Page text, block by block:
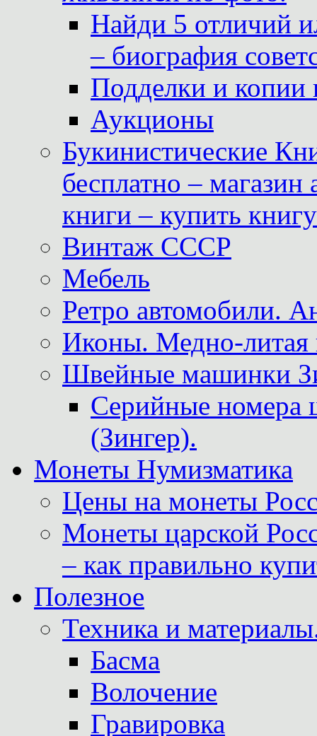
Найди 5 отличий
– биография
Подделки и копии
Аукционы
Букинистические
бесплатно –
книги – купить
Винтаж СССР
Мебель
Ретро автомобили.
Иконы. Медно-литая
Швейные машинки
Серийные
(Зингер).
Монеты Нумизматика
Цены на монеты
Монеты царской
– как правильно
Полезное
Техника и
Басма
Волочение
Гравировка